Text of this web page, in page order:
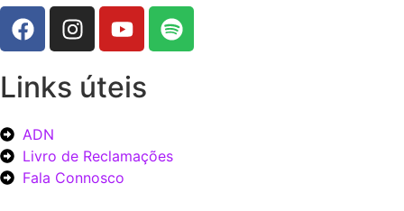
Links úteis
ADN
Livro de Reclamações
Fala Connosco